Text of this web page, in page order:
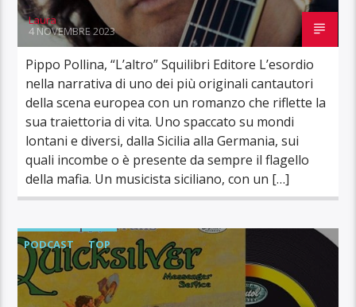
Laura
4 NOVEMBRE 2023
Pippo Pollina, “L’altro” Squilibri Editore L’esordio
nella narrativa di uno dei più originali cantautori
della scena europea con un romanzo che riflette la
sua traiettoria di vita. Uno spaccato su mondi
lontani e diversi, dalla Sicilia alla Germania, sui
quali incombe o è presente da sempre il flagello
della mafia. Un musicista siciliano, con un […]
PODCAST TOP